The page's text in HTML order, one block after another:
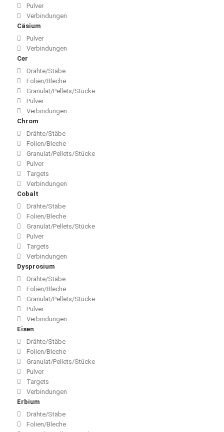
Pulver
Verbindungen
Cäsium
Pulver
Verbindungen
Cer
Drähte/Stäbe
Folien/Bleche
Granulat/Pellets/Stücke
Pulver
Verbindungen
Chrom
Drähte/Stäbe
Folien/Bleche
Granulat/Pellets/Stücke
Pulver
Targets
Verbindungen
Cobalt
Drähte/Stäbe
Folien/Bleche
Granulat/Pellets/Stücke
Pulver
Targets
Verbindungen
Dysprosium
Drähte/Stäbe
Folien/Bleche
Granulat/Pellets/Stücke
Pulver
Verbindungen
Eisen
Drähte/Stäbe
Folien/Bleche
Granulat/Pellets/Stücke
Pulver
Targets
Verbindungen
Erbium
Drähte/Stäbe
Folien/Bleche